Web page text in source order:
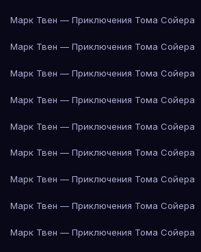
Марк Твен — Приключения Тома Сойера
Марк Твен — Приключения Тома Сойера
Марк Твен — Приключения Тома Сойера
Марк Твен — Приключения Тома Сойера
Марк Твен — Приключения Тома Сойера
Марк Твен — Приключения Тома Сойера
Марк Твен — Приключения Тома Сойера
Марк Твен — Приключения Тома Сойера
Марк Твен — Приключения Тома Сойера